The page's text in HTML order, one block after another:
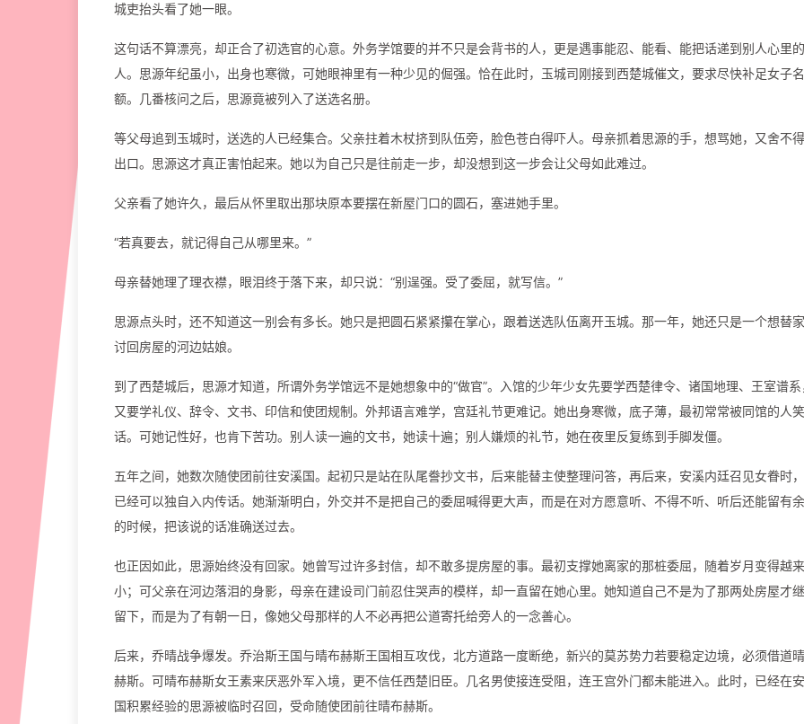
城吏抬头看了她一眼。
这句话不算漂亮，却正合了初选官的心意。外务学馆要的并不只是会背书的人，更是遇事能忍、能看、能把话递到别人心里的
人。思源年纪虽小，出身也寒微，可她眼神里有一种少见的倔强。恰在此时，玉城司刚接到西楚城催文，要求尽快补足女子名
额。几番核问之后，思源竟被列入了送选名册。
等父母追到玉城时，送选的人已经集合。父亲拄着木杖挤到队伍旁，脸色苍白得吓人。母亲抓着思源的手，想骂她，又舍不
出口。思源这才真正害怕起来。她以为自己只是往前走一步，却没想到这一步会让父母如此难过。
父亲看了她许久，最后从怀里取出那块原本要摆在新屋门口的圆石，塞进她手里。
“若真要去，就记得自己从哪里来。”
母亲替她理了理衣襟，眼泪终于落下来，却只说：“别逞强。受了委屈，就写信。”
思源点头时，还不知道这一别会有多长。她只是把圆石紧紧攥在掌心，跟着送选队伍离开玉城。那一年，她还只是一个想替
讨回房屋的河边姑娘。
到了西楚城后，思源才知道，所谓外务学馆远不是她想象中的“做官”。入馆的少年少女先要学西楚律令、诸国地理、王室谱系
又要学礼仪、辞令、文书、印信和使团规制。外邦语言难学，宫廷礼节更难记。她出身寒微，底子薄，最初常常被同馆的人笑
话。可她记性好，也肯下苦功。别人读一遍的文书，她读十遍；别人嫌烦的礼节，她在夜里反复练到手脚发僵。
五年之间，她数次随使团前往安溪国。起初只是站在队尾誊抄文书，后来能替主使整理问答，再后来，安溪内廷召见女眷时
已经可以独自入内传话。她渐渐明白，外交并不是把自己的委屈喊得更大声，而是在对方愿意听、不得不听、听后还能留有
的时候，把该说的话准确送过去。
也正因如此，思源始终没有回家。她曾写过许多封信，却不敢多提房屋的事。最初支撑她离家的那桩委屈，随着岁月变得越
小；可父亲在河边落泪的身影，母亲在建设司门前忍住哭声的模样，却一直留在她心里。她知道自己不是为了那两处房屋才
留下，而是为了有朝一日，像她父母那样的人不必再把公道寄托给旁人的一念善心。
后来，乔晴战争爆发。乔治斯王国与晴布赫斯王国相互攻伐，北方道路一度断绝，新兴的莫苏势力若要稳定边境，必须借道
赫斯。可晴布赫斯女王素来厌恶外军入境，更不信任西楚旧臣。几名男使接连受阻，连王宫外门都未能进入。此时，已经在
国积累经验的思源被临时召回，受命随使团前往晴布赫斯。